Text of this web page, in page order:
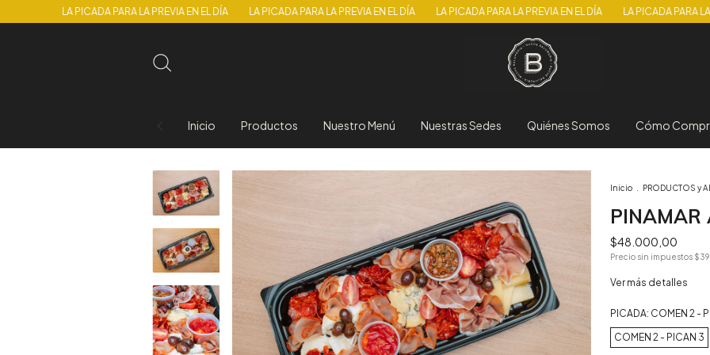
LA PICADA PARA LA PREVIA EN EL DÍA LA PICADA PARA LA PREVIA EN EL DÍA LA PICADA PARA LA PREVIA EN EL DÍA LA PICADA PARA LA
Inicio Productos Nuestro Menú Nuestras Sedes Quiénes Somos Cómo
Inicio PRODUCTOS y
PINAMAR
$48.000,00
Precio sin impuestos
Ver más detalles
PICADA: COMEN 2 -
COMEN 2 - PICAN 3